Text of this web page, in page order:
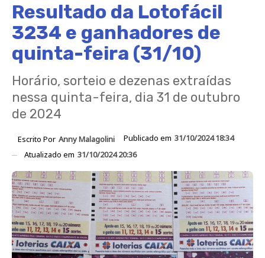
Resultado da Lotofácil
3234 e ganhadores de
quinta-feira (31/10)
Horário, sorteio e dezenas extraídas
nessa quinta-feira, dia 31 de outubro
de 2024
Escrito Por Anny Malagolini Publicado em 31/10/2024 18:34
Atualizado em 31/10/2024 20:36